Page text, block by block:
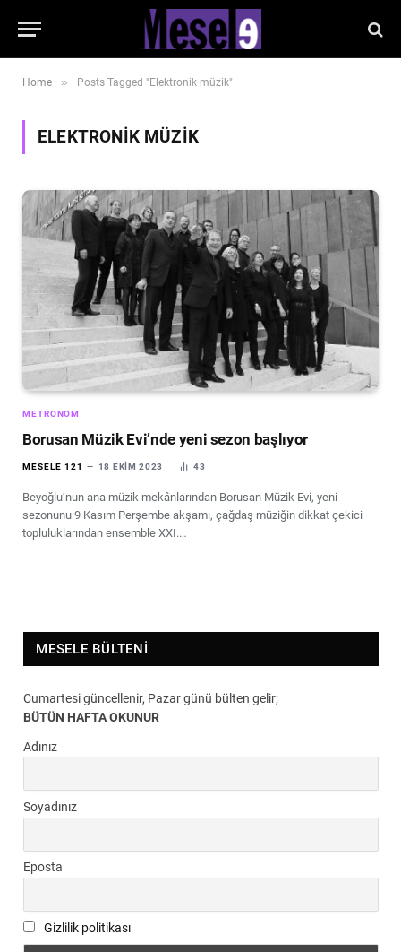
Home » Posts Tagged "Elektronik müzik"
ELEKTRONIK MÜZIK
METRONOM
Borusan Müzik Evi’nde yeni sezon başlıyor
MESELE 121 18 EKIM 2023 43
Beyoğlu’nun ana müzik mekânlarından Borusan Müzik Evi, yeni
sezonunu 9 Kasım Perşembe akşamı, çağdaş müziğin dikkat çekici
topluluklarından ensemble XXI.…
MESELE BÜLTENI
Cumartesi güncellenir, Pazar günü bülten gelir;
BÜTÜN HAFTA OKUNUR
Adınız
Soyadınız
Eposta
Gizlilik politikası